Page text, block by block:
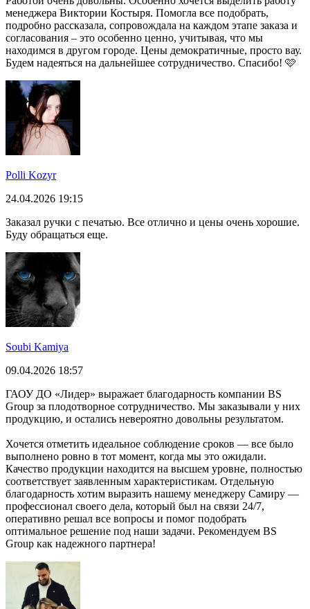
менеджера Виктории Костыря. Помогла все подобрать,
подробно рассказала, сопровождала на каждом этапе заказа и
согласования – это особенно ценно, учитывая, что мы
находимся в другом городе. Цены демократичные, просто вау.
Будем надеяться на дальнейшее сотрудничество. Спасибо! 🩷
Polli Kozyr
24.04.2026 19:15
Заказал ручки с печатью. Все отлично и цены очень хорошие.
Буду обращаться еще.
Soubi Kamiya
09.04.2026 18:57
ГАОУ ДО «Лидер» выражает благодарность компании BS
Group за плодотворное сотрудничество. Мы заказывали у них
продукцию, и остались невероятно довольны результатом.
Хочется отметить идеальное соблюдение сроков — все было
выполнено ровно в тот момент, когда мы это ожидали.
Качество продукции находится на высшем уровне, полностью
соответствует заявленным характеристикам. Отдельную
благодарность хотим выразить нашему менеджеру Самиру —
профессионал своего дела, который был на связи 24/7,
оперативно решал все вопросы и помог подобрать
оптимальное решение под наши задачи. Рекомендуем BS
Group как надежного партнера!